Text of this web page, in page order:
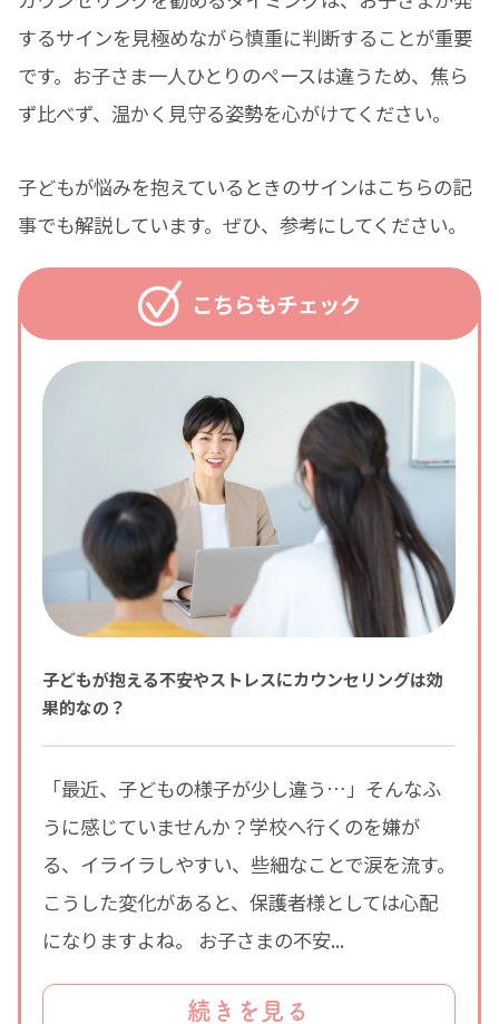
するサインを見極めながら慎重に判断することが重要
です。お子さま一人ひとりのペースは違うため、焦ら
ず比べず、温かく見守る姿勢を心がけてください。
子どもが悩みを抱えているときのサインはこちらの記
事でも解説しています。ぜひ、参考にしてください。
こちらもチェック
子どもが抱える不安やストレスにカウンセリングは効
果的なの？
「最近、子どもの様子が少し違う…」そんなふ
うに感じていませんか？学校へ行くのを嫌が
る、イライラしやすい、些細なことで涙を流す。
こうした変化があると、保護者様としては心配
になりますよね。 お子さまの不安...
続きを見る